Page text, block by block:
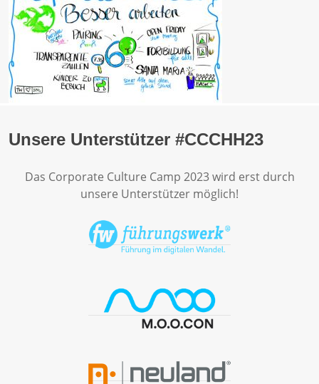
Unsere Unterstützer #CCCHH23
Das Corporate Culture Camp 2023 wird erst durch
unsere Unterstützer möglich!